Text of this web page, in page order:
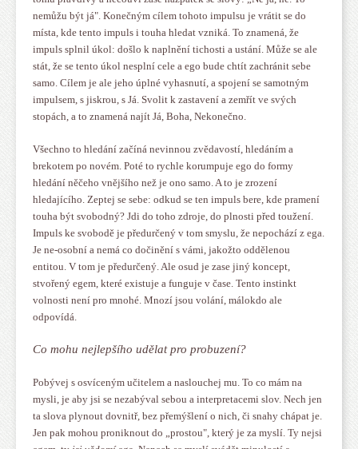
nemůžu být já". Konečným cílem tohoto impulsu je vrátit se do
místa, kde tento impuls i touha hledat vzniká. To znamená, že
impuls splnil úkol: došlo k naplnění tichosti a ustání. Může se ale
stát, že se tento úkol nesplní cele a ego bude chtít zachránit sebe
samo. Cílem je ale jeho úplné vyhasnutí, a spojení se samotným
impulsem, s jiskrou, s Já. Svolit k zastavení a zemřít ve svých
stopách, a to znamená najít Já, Boha, Nekonečno.
Všechno to hledání začíná nevinnou zvědavostí, hledáním a
brekotem po novém. Poté to rychle korumpuje ego do formy
hledání něčeho vnějšího než je ono samo. A to je zrození
hledajícího. Zeptej se sebe: odkud se ten impuls bere, kde pramení
touha být svobodný? Jdi do toho zdroje, do plnosti před toužení.
Impuls ke svobodě je předurčený v tom smyslu, že nepochází z ega.
Je ne-osobní a nemá co dočinění s vámi, jakožto oddělenou
entitou. V tom je předurčený.Ale osud je zase jiný koncept,
stvořený egem, které existuje a funguje v čase. Tento instinkt
volnosti není pro mnohé. Mnozí jsou volání, málokdo ale
odpovídá.
Co mohu nejlepšího udělat pro probuzení?
Pobývej s osvíceným učitelem a naslouchej mu. To co mám na
mysli, je aby jsi se nezabýval sebou a interpretacemi slov. Nech jen
ta slova plynout dovnitř, bez přemýšlení o nich, či snahy chápat je.
Jen pak mohou proniknout do „prostou", který je za myslí. Ty nejsi